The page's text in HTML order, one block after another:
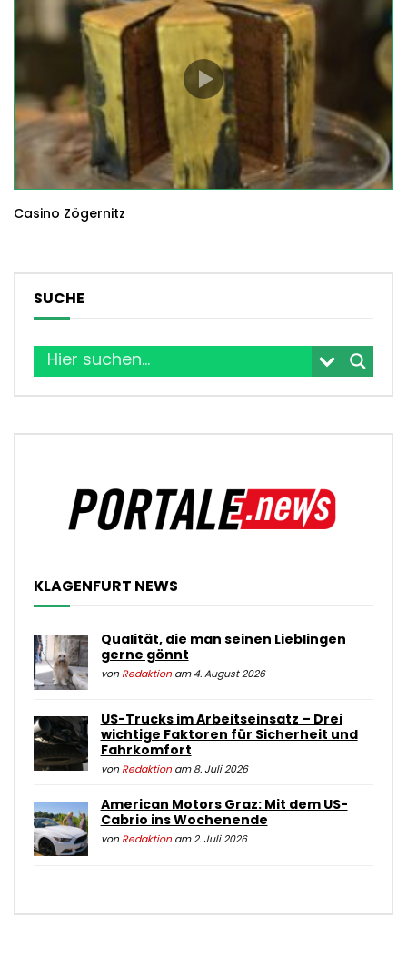
Casino Zögernitz
SUCHE
KLAGENFURT NEWS
Qualität, die man seinen Lieblingen
gerne gönnt
von Redaktionam 4. August 2026
US-Trucks im Arbeitseinsatz – Drei
wichtige Faktoren für Sicherheit und
Fahrkomfort
von Redaktionam 8. Juli 2026
American Motors Graz: Mit dem US-
Cabrio ins Wochenende
von Redaktionam 2. Juli 2026